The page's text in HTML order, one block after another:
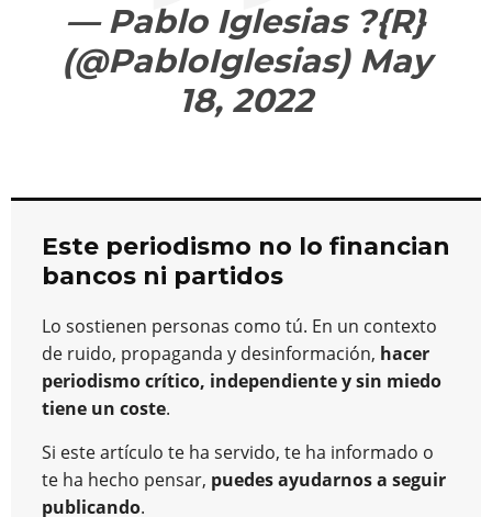
— Pablo Iglesias ?{R}
(@PabloIglesias) May
18, 2022
Este periodismo no lo financian
bancos ni partidos
Lo sostienen personas como tú. En un contexto
de ruido, propaganda y desinformación, hacer
periodismo crítico, independiente y sin miedo
tiene un coste.
Si este artículo te ha servido, te ha informado o
te ha hecho pensar, puedes ayudarnos a seguir
publicando.